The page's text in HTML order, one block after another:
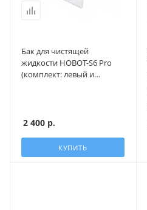
Бак для чистящей
жидкости HOBOT-S6 Pro
(комплект: левый и
2 400 р.
КУПИТЬ